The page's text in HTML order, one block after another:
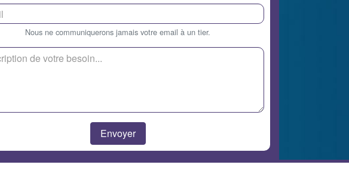
Nous ne communiquerons jamais votre email à un tier.